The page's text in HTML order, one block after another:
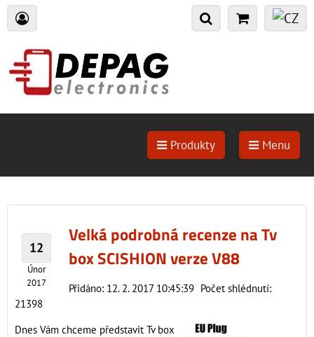
Produkty Menu
12
Únor
2017
Velká podrobná recenze na Tv
box SCISHION verze V88
Přidáno: 12. 2. 2017 10:45:39 Počet shlédnutí:
21398
Dnes Vám chceme představit Tv box